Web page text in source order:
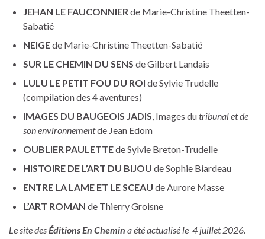
JEHAN LE FAUCONNIER de Marie-Christine Theetten-
Sabatié
NEIGEde Marie-Christine Theetten-Sabatié
SUR LE CHEMIN DU SENS de Gilbert Landais
LULU LE PETIT FOU DU ROI de Sylvie Trudelle
(compilation des 4 aventures)
IMAGES DU BAUGEOIS JADIS, Images dutribunal et de
son environnementde Jean Edom
OUBLIER PAULETTEde Sylvie Breton-Trudelle
HISTOIRE DE L’ART DU BIJOU de Sophie Biardeau
ENTRE LA LAME ET LE SCEAU de Aurore Masse
L’ART ROMAN de Thierry Groisne
Le site desÉditions En Chemin a été actualisé le 4 juillet 2026.